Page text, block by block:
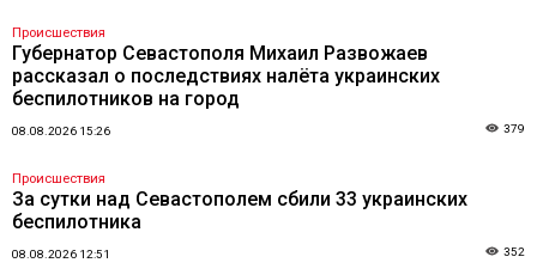
Происшествия
Губернатор Севастополя Михаил Развожаев
рассказал о последствиях налёта украинских
беспилотников на город
08.08.2026 15:26 379
Происшествия
За сутки над Севастополем сбили 33 украинских
беспилотника
08.08.2026 12:51 352